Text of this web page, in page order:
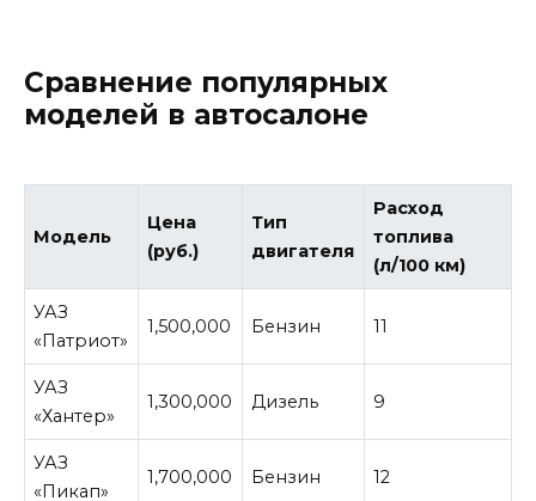
Сравнение популярных
моделей в автосалоне
Модель
Цена
(руб.)
Тип
двигателя
Расход
топлива
(л/100 км)
УАЗ
«Патриот»
1,500,000 Бензин 11
УАЗ
«Хантер»
1,300,000 Дизель 9
УАЗ
«Пикап»
1,700,000 Бензин 12